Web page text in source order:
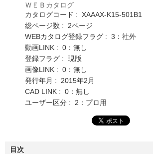
ＷＥＢカタログ
カタログコード : XAAAX-K15-501B1
総ページ数 : 2ページ
WEBカタログ登録フラグ : 3：社外
動画LINK : 0：無し
登録フラグ : 現版
画像LINK : 0：無し
発行年月 : 2015年2月
CAD LINK : 0：無し
ユーザー区分 : 2：プロ用
目次